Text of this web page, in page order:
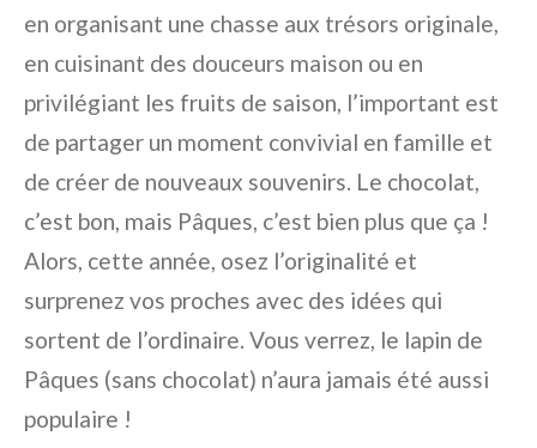
en organisant une chasse aux trésors originale,
en cuisinant des douceurs maison ou en
privilégiant les fruits de saison, l’important est
de partager un moment convivial en famille et
de créer de nouveaux souvenirs. Le chocolat,
c’est bon, mais Pâques, c’est bien plus que ça !
Alors, cette année, osez l’originalité et
surprenez vos proches avec des idées qui
sortent de l’ordinaire. Vous verrez, le lapin de
Pâques (sans chocolat) n’aura jamais été aussi
populaire !